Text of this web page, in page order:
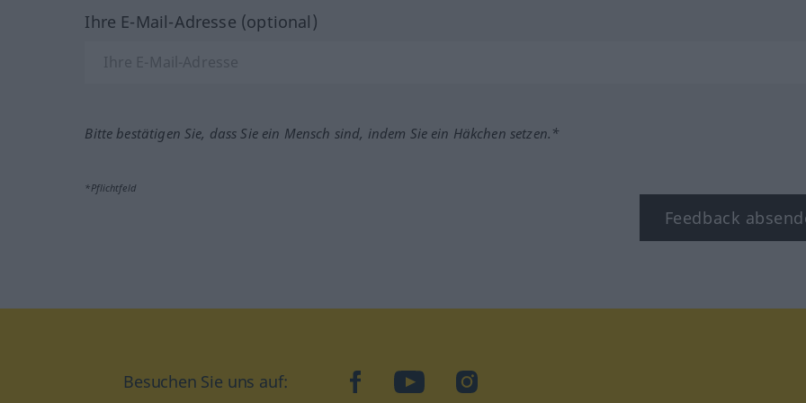
Ihre E-Mail-Adresse (optional)
Bitte bestätigen Sie, dass Sie ein Mensch sind, indem Sie ein Häkchen setzen.*
*Pflichtfeld
Feedback
Besuchen Sie uns auf: facebookYouTubeInstagram